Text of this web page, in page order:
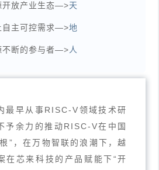
开放产业生态—>天
自主可控需求—>地
不断的参与者—>人
最早从事RISC-V领域技术研
予余力的推动RISC-V在中国
”，在万物智联的浪潮下，越
在芯来科技的产品赋能下“开